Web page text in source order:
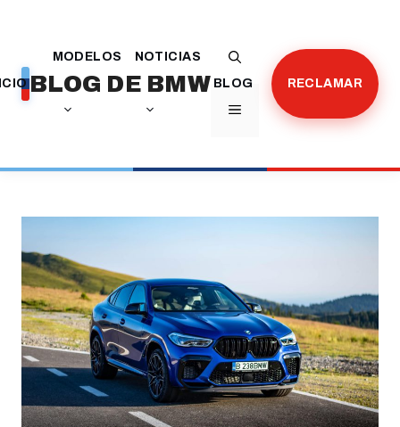
contenido
BLOG DE BMW
MENÚ
MODELOS
NOTICIAS
BLOG
RECLAMAR